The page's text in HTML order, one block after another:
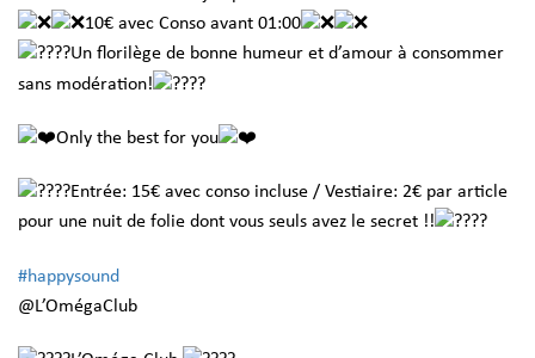
10€ avec Conso avant 01:00
Un florilège de bonne humeur et d’amour à consommer
sans modération!
Only the best for you
Entrée: 15€ avec conso incluse / Vestiaire: 2€ par article
pour une nuit de folie dont vous seuls avez le secret !!
#happysound
@L’OmégaClub